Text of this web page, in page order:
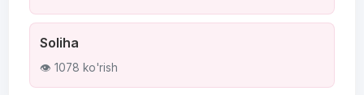
Soliha
👁 1078 ko'rish